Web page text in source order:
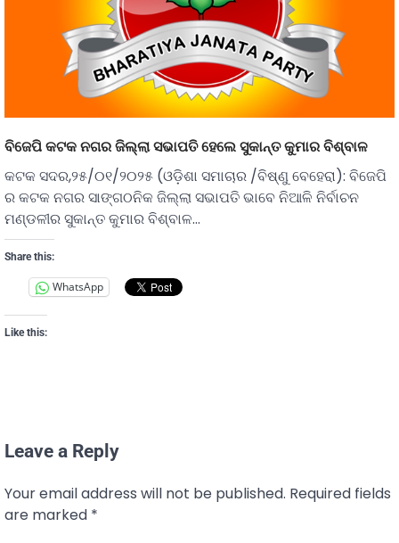
ବିଜେପି କଟକ ନଗର ଜିଲ୍ଲା ସଭାପତି ହେଲେ ସୁକାନ୍ତ କୁମାର ବିଶ୍ବାଳ
କଟକ ସଦର,୨୫/୦୧/୨୦୨୫ (ଓଡ଼ିଶା ସମାଚାର /ବିଷ୍ଣୁ ବେହେରା): ବିଜେପି
ର କଟକ ନଗର ସାଙ୍ଗଠନିକ ଜିଲ୍ଲା ସଭାପତି ଭାବେ ନିଆଳି ନିର୍ବାଚନ
ମଣ୍ଡଳୀର ସୁକାନ୍ତ କୁମାର ବିଶ୍ବାଳ…
Share this:
WhatsApp
Like this:
Leave a Reply
Your email address will not be published. Required fields
are marked *